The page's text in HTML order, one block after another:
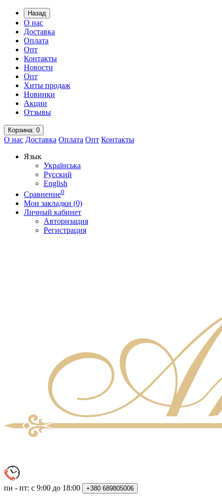
Назад
О нас
Доставка
Оплата
Опт
Контакты
Новости
Опт
Хиты продаж
Новинки
Акции
Отзывы
Корзина: 0
О нас Доставка Оплата Опт Контакты
Язык
Українська
Русский
English
Сравнение0
Мои закладки (0)
Личный кабинет
Авторизация
Регистрация
пн - пт: с 9:00 до 18:00 +380 689805006